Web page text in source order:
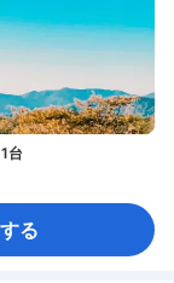
台
る